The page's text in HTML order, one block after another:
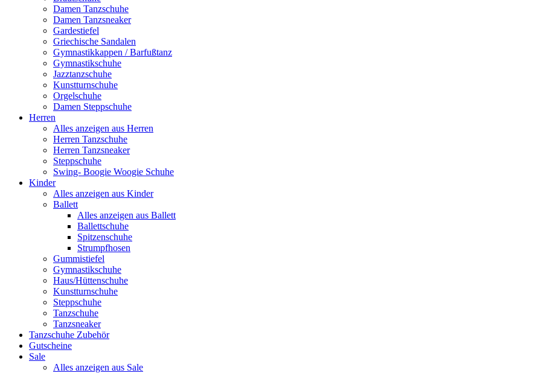
Damen Tanzschuhe
Damen Tanzsneaker
Gardestiefel
Griechische Sandalen
Gymnastikkappen / Barfußtanz
Gymnastikschuhe
Jazztanzschuhe
Kunstturnschuhe
Orgelschuhe
Damen Steppschuhe
Herren
Alles anzeigen aus Herren
Herren Tanzschuhe
Herren Tanzsneaker
Steppschuhe
Swing- Boogie Woogie Schuhe
Kinder
Alles anzeigen aus Kinder
Ballett
Alles anzeigen aus Ballett
Ballettschuhe
Spitzenschuhe
Strumpfhosen
Gummistiefel
Gymnastikschuhe
Haus/Hüttenschuhe
Kunstturnschuhe
Steppschuhe
Tanzschuhe
Tanzsneaker
Tanzschuhe Zubehör
Gutscheine
Sale
Alles anzeigen aus Sale